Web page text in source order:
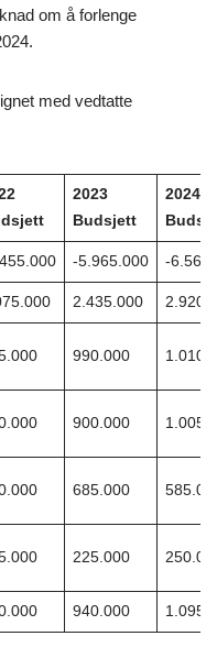
om å forlenge
med vedtatte
2023
Budsjett
2024
-5.965.000 -
2.435.000
990.000
900.000
685.000
225.000
940.000